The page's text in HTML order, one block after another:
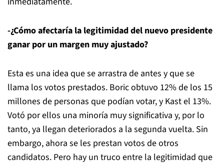
-¿Cómo afectaría la legitimidad del nuevo presidente
ganar por un margen muy ajustado?
Esta es una idea que se arrastra de antes y que se
llama los votos prestados. Boric obtuvo 12% de los 15
millones de personas que podían votar, y Kast el 13%.
Votó por ellos una minoría muy significativa y, por lo
tanto, ya llegan deteriorados a la segunda vuelta. Sin
embargo, ahora se les prestan votos de otros
candidatos. Pero hay un truco entre la legitimidad que